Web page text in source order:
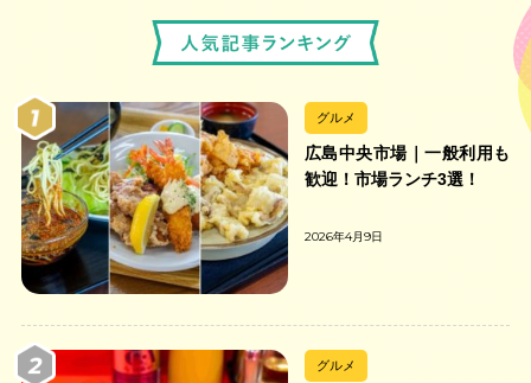
グルメ
広島中央市場｜一般利用も
歓迎！市場ランチ3選！
2026年4月9日
グルメ